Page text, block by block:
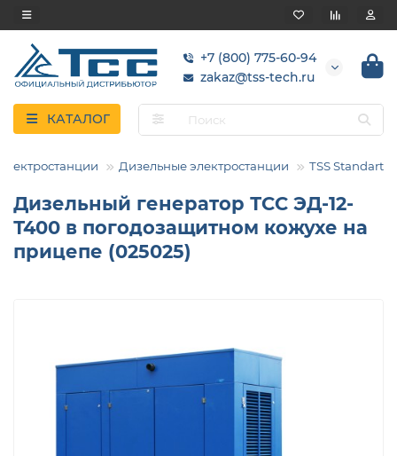
+7 (800) 775-60-94
zakaz@tss-tech.ru
КАТАЛОГ
Дизельные электростанции TSS Standart
Дизельный генератор ТСС ЭД-12-
Т400 в погодозащитном кожухе на
прицепе (025025)